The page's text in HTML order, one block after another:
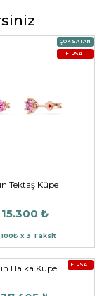
ÇOK SATAN
FIRSAT
Tektaş Küpe
15.300 ₺
x 3 Taksit
FIRSAT
Halka Küpe